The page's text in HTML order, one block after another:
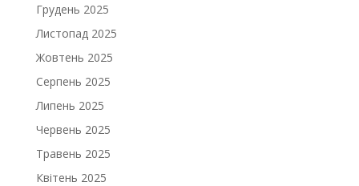
Грудень 2025
Листопад 2025
Жовтень 2025
Серпень 2025
Липень 2025
Червень 2025
Травень 2025
Квітень 2025